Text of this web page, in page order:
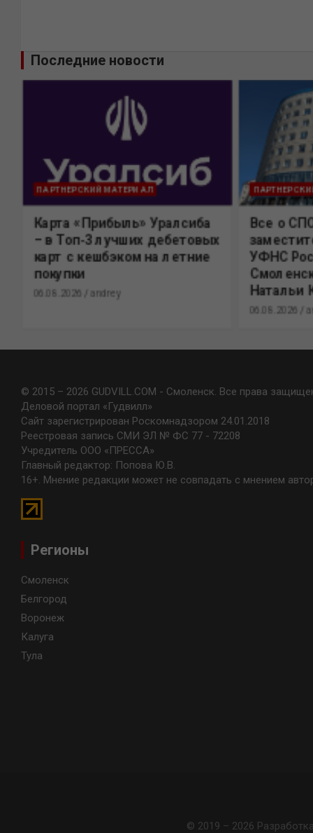
Последние новости
ПАРТНЕРСКИЙ МАТЕРИАЛ
Карта «Прибыль» Уралсиба
– в Топ-3 лучших дебетовых
карт с кешбэком на летние
покупки
06.08.2026 andrey
Все о
УФНС
Натальи
06.08.2026
© 2015 – 2026 GUDVILL.COM - Смоленск. Все права
Деловой портал «Гудвилл»
Сайт зарегистрирован Роскомнадзором 24.01.2018
Реестровая запись СМИ ЭЛ № ФС 77 - 72208
Учредитель ООО «ПРЕССА»
Главный редактор: Попова Ю.В.
16+. Мнение редакции может не совпадать с мнением
Регионы
Смоленск
Белгород
Воронеж
Калуга
Тула
© 2019 – 2026